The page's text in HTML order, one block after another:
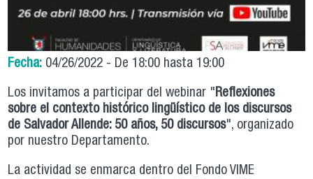
Fecha: 04/26/2022 - De 18:00 hasta 19:00
Los invitamos a participar del webinar "Reflexiones
sobre el contexto histórico lingüístico de los discursos
de Salvador Allende: 50 años, 50 discursos", organizado
por nuestro Departamento.
La actividad se enmarca dentro del Fondo VIME